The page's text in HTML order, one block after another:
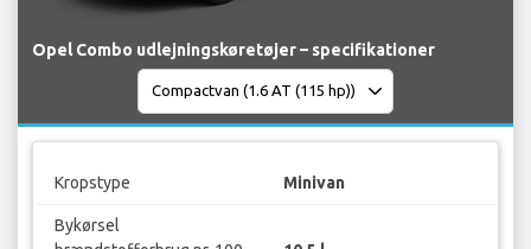
Opel Combo udlejningskøretøjer – specifikationer
Kropstype Minivan
Bykørsel